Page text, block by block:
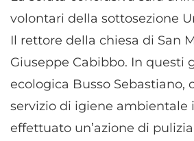
volontari della sottosezione
Il rettore della chiesa di San
Giuseppe Cabibbo. In questi
ecologica Busso Sebastiano,
servizio di igiene ambientale
effettuato un’azione di